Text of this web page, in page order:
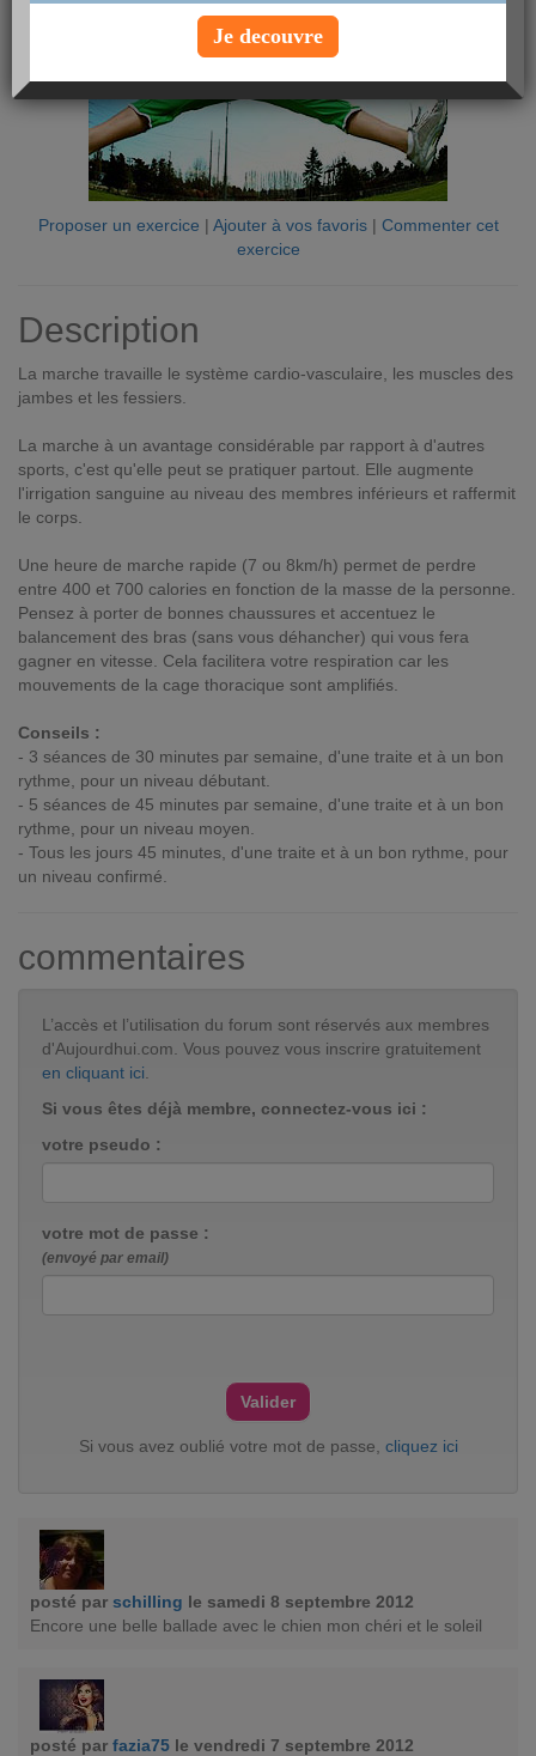
Proposer un exercice | Ajouter à vos favoris| Commenter cet
exercice
Description
La marche travaille le système cardio-vasculaire, les muscles des
jambes et les fessiers.
La marche à un avantage considérable par rapport à d'autres
sports, c'est qu'elle peut se pratiquer partout. Elle augmente
l'irrigation sanguine au niveau des membres inférieurs et raffermit
le corps.
Une heure de marche rapide (7 ou 8km/h) permet de perdre
entre 400 et 700 calories en fonction de la masse de la personne.
Pensez à porter de bonnes chaussures et accentuez le
balancement des bras (sans vous déhancher) qui vous fera
gagner en vitesse. Cela facilitera votre respiration car les
mouvements de la cage thoracique sont amplifiés.
Conseils :
- 3 séances de 30 minutes par semaine, d'une traite et à un bon
rythme, pour un niveau débutant.
- 5 séances de 45 minutes par semaine, d'une traite et à un bon
rythme, pour un niveau moyen.
- Tous les jours 45 minutes, d'une traite et à un bon rythme, pour
un niveau confirmé.
commentaires
L’accès et l’utilisation du forum sont réservés aux membres
d'Aujourdhui.com. Vous pouvez vous inscrire gratuitement
en cliquant ici
Si vous êtes déjà membre, connectez-vous ici :
votre pseudo :
votre mot de passe :
(envoyé par email)
Si vous avez oublié votre mot de passe, cliquez ici
posté par schilling le samedi 8 septembre 2012
Encore une belle ballade avec le chien mon chéri et le soleil
posté par fazia75 le vendredi 7 septembre 2012
Je decouvre